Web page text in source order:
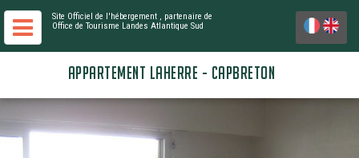
Site Officiel de l'hébergement , partenaire de
Office de Tourisme Landes Atlantique Sud
APPARTEMENT LAHERRE - CAPBRETON